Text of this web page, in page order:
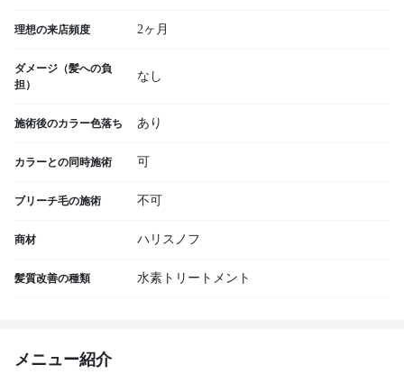
理想の来店頻度 2ヶ月
ダメージ（髪への負
担）
なし
施術後のカラー色落ち あり
カラーとの同時施術 可
ブリーチ毛の施術 不可
商材 ハリスノフ
髪質改善の種類 水素トリートメント
メニュー紹介